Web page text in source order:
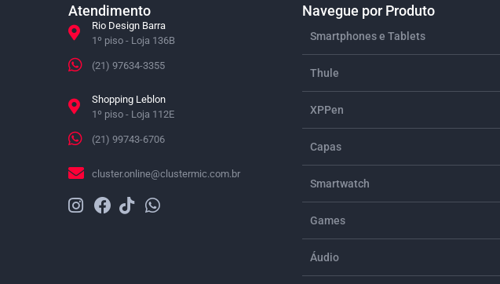
Atendimento
Rio Design Barra
1º piso - Loja 136B
(21) 97634-3355
Shopping Leblon
1º piso - Loja 112E
(21) 99743-6706
cluster.online@clustermic.com.br
Navegue por Produto
Smartphones e Tablets
Thule
XPPen
Capas
Smartwatch
Games
Áudio